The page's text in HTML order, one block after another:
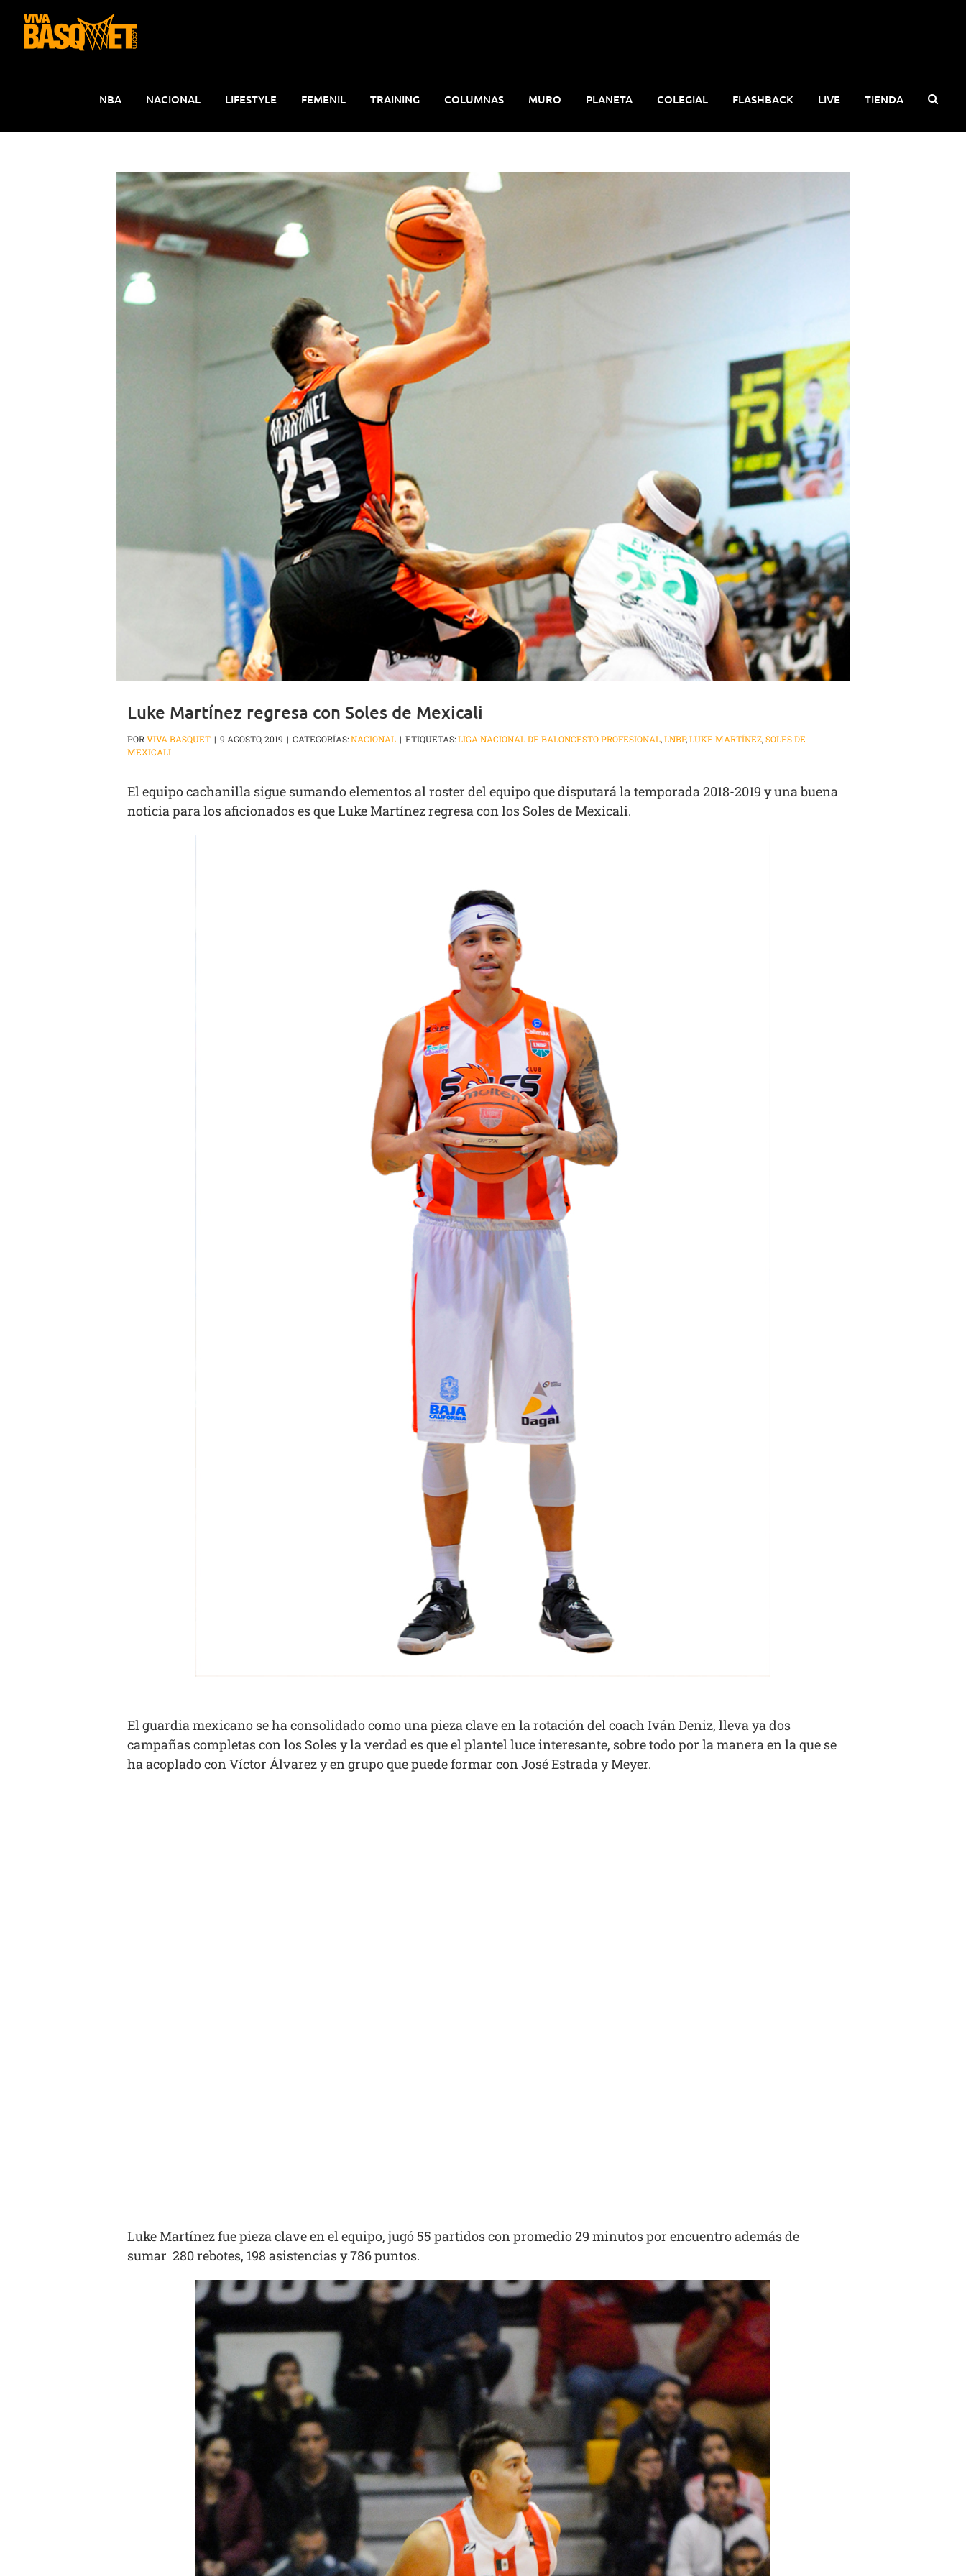
contenido
NBA NACIONAL LIFESTYLE FEMENIL TRAINING COLUMNAS MURO PLANETA COLEGIAL FLASHBACK LIVE TIENDA
Luke Martínez regresa con Soles de Mexicali
PORVIVA BASQUET | 9 AGOSTO, 2019 | CATEGORÍAS:NACIONAL | ETIQUETAS:LIGA NACIONAL DE BALONCESTO PROFESIONAL,LNBP,LUKE MARTÍNEZ,SOLES DE
MEXICALI
El equipo cachanilla sigue sumando elementos al roster del equipo que disputará la temporada 2018-2019 y una buena
noticia para los aficionados es que Luke Martínez regresa con los Soles de Mexicali.
El guardia mexicano se ha consolidado como una pieza clave en la rotación del coach Iván Deniz, lleva ya dos
campañas completas con los Soles y la verdad es que el plantel luce interesante, sobre todo por la manera en la que se
ha acoplado con Víctor Álvarez y en grupo que puede formar con José Estrada y Meyer.
Luke Martínez fue pieza clave en el equipo, jugó 55 partidos con promedio 29 minutos por encuentro además de
sumar 280 rebotes, 198 asistencias y 786 puntos.